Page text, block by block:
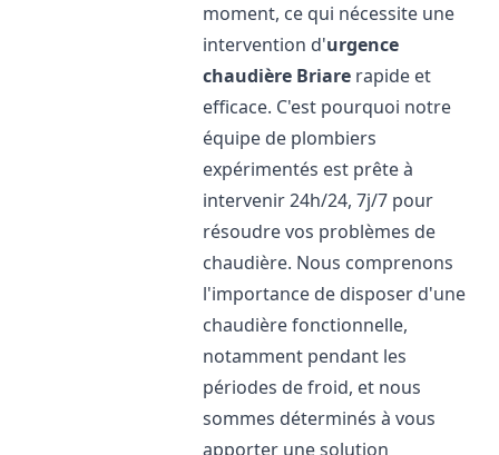
moment, ce qui nécessite une
intervention d'urgence
chaudière Briare rapide et
efficace. C'est pourquoi notre
équipe de plombiers
expérimentés est prête à
intervenir 24h/24, 7j/7 pour
résoudre vos problèmes de
chaudière. Nous comprenons
l'importance de disposer d'une
chaudière fonctionnelle,
notamment pendant les
périodes de froid, et nous
sommes déterminés à vous
apporter une solution